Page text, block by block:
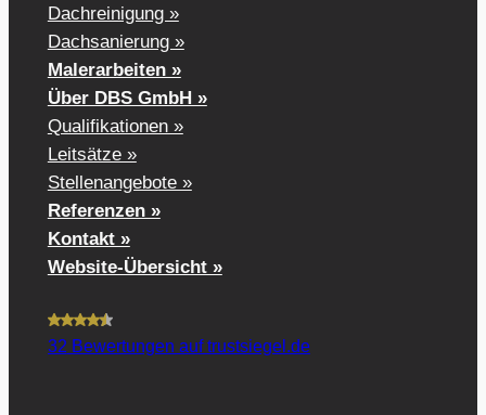
Dachreinigung »
Dachsanierung »
Malerarbeiten »
Über DBS GmbH »
Qualifikationen »
Leitsätze »
Stellenangebote »
Referenzen »
Kontakt »
Website-Übersicht »
32 Bewertungen auf trustsiegel.de